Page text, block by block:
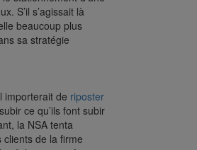
S’il s’agissait là
beaucoup plus
sa stratégie
importerait de riposter
ce qu’ils font subir
la NSA tenta
clients de la firme